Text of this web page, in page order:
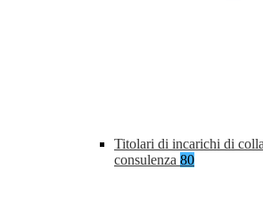
Titolari di incarichi di
consulenza 80